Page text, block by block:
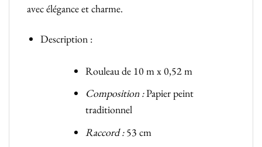
avec élégance et charme.
Description :
Rouleau de 10 m x 0,52 m
Composition :Papier peint
traditionnel
Raccord :53 cm